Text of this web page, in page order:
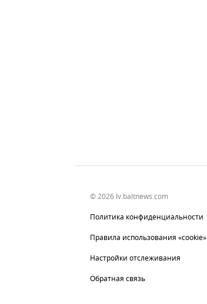
© 2026 lv.baltnews.com
Политика конфиденциальности
Правила использования «cookie»
Настройки отслеживания
Обратная связь